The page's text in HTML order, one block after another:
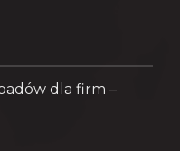
dla firm –